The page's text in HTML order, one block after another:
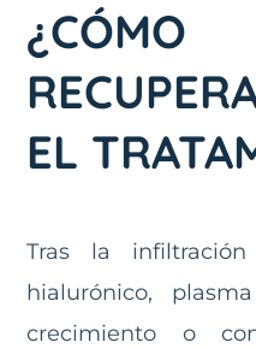
EL
Tras la
hialurónico,
crecimiento o